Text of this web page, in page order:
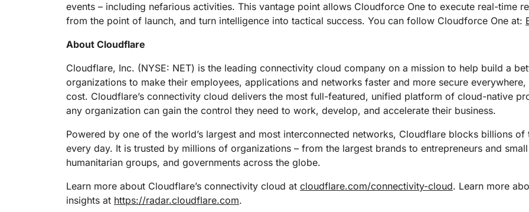
events – including nefarious activities. This vantage point allows Cloudforce One to execute real-time
from the point of launch, and turn intelligence into tactical success. You can follow Cloudforce One at:
About Cloudflare
Cloudflare, Inc. (NYSE: NET) is the leading connectivity cloud company on a mission to help build a
organizations to make their employees, applications and networks faster and more secure
cost. Cloudflare’s connectivity cloud delivers the most full-featured, unified platform of cloud-native
any organization can gain the control they need to work, develop, and accelerate their business.
Powered by one of the world’s largest and most interconnected networks, Cloudflare blocks billions
every day. It is trusted by millions of organizations – from the largest brands to entrepreneurs and
humanitarian groups, and governments across the globe.
Learn more about Cloudflare’s connectivity cloud at cloudflare.com/connectivity-cloud. Learn more
insights at https://radar.cloudflare.com.